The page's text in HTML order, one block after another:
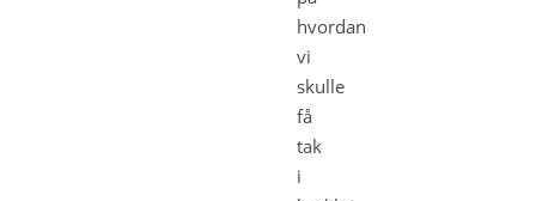
hvordan
vi
skulle
få
tak
i